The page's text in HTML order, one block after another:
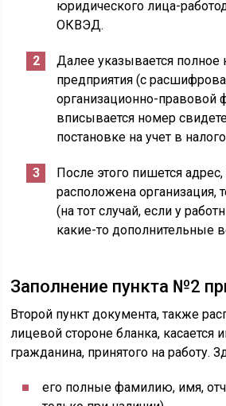
юридического лица-
ОКВЭД.
Далее указывается полное
предприятия (с
организационно-правовой
вписывается номер
постановке на учет в
После этого пишется
расположена организация,
(на тот случай, если у
какие-то дополнительные
Заполнение пункта №2
Второй пункт документа, также
лицевой стороне бланка, касается
гражданина, принятого на работу.
его полные фамилию, имя,